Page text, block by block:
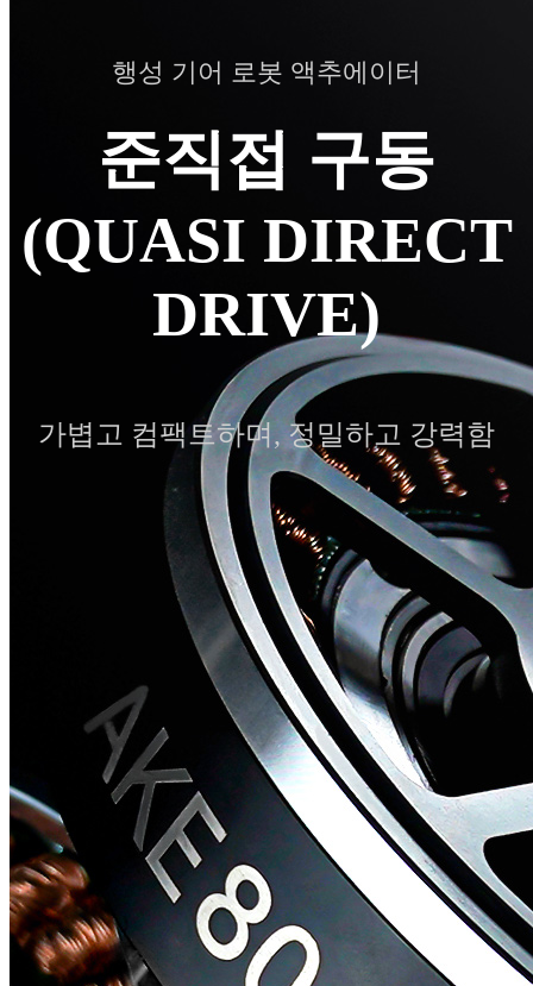
행성 기어 로봇 액추에이터
준직접 구동
(QUASI DIRECT
DRIVE)
가볍고 컴팩트하며, 정밀하고 강력함